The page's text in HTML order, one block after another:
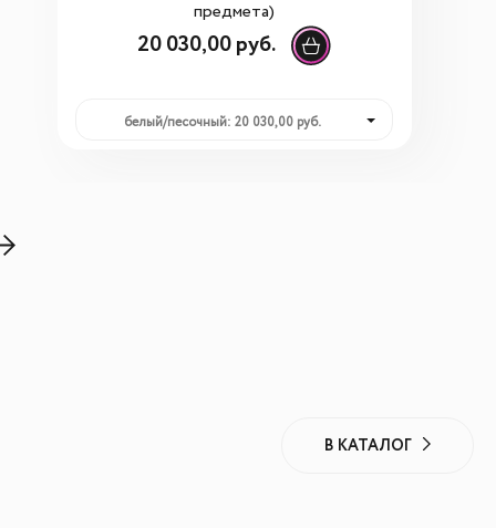
предмета)
20 030,00 руб.
белый/песочный: 20 030,00 руб.
В КАТАЛОГ